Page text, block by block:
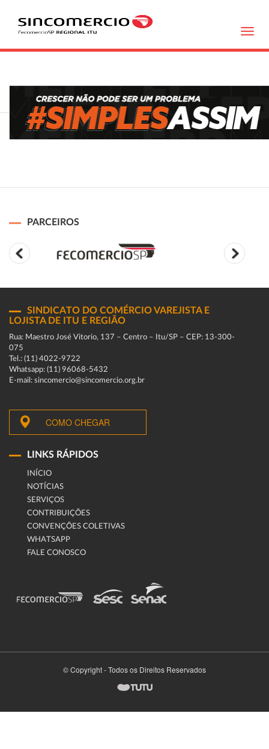
PARCEIROS
SINDICATO DO COMÉRCIO VAREJISTA E
LOJISTA DE ITU E REGIÃO
Rua: Maestro José Vitorio, 137 – Centro – Itu/SP – CEP: 13-300-
075
Tel.: (11) 4022-9722
Whatsapp: (11) 96068-5432
E-mail: sincomercio@sincomercio.org.br
COMO CHEGAR
LINKS RÁPIDOS
INÍCIO
NOTÍCIAS
SERVIÇOS
CONTRIBUIÇÕES
CONVENÇÕES COLETIVAS
WHATSAPP
FALE CONOSCO
© Copyright - Todos os Direitos Reservados